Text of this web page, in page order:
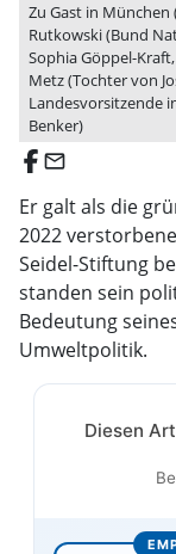
Zu Gast in München
Rutkowski (Bund
Sophia Göppel-
Metz (Tochter von
Landesvorsitzende
Benker)
email
Er galt als die
2022
Seidel-Stiftung
standen sein
Bedeutung
Umweltpolitik.
Diesen